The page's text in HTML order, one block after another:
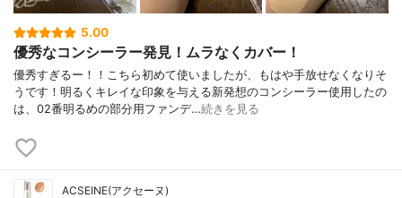
5.00
優秀なコンシーラー発見！ムラなくカバー！
優秀すぎるー！！こちら初めて使いましたが、もはや手放せなくなりそ
うです！明るくキレイな印象を与える新発想のコンシーラー使用したの
は、02番明るめの部分用ファンデ…続きを見る
ACSEINE(アクセーヌ)